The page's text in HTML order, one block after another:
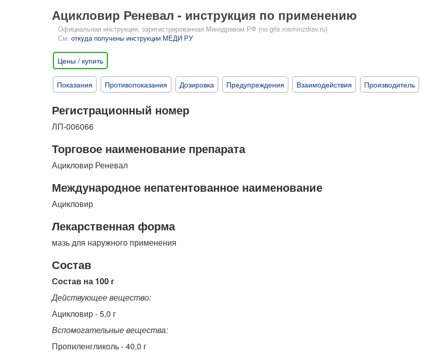
Ацикловир Реневал - инструкция по применению
Официальная инструкция, зарегистрированная Минздравом РФ (по grls.rosminzdrav.ru)
См. откуда получены инструкции МЕДИ РУ
Цены / купить
Показания Противопоказания Дозировка Предупреждения Взаимодействия Производитель
Регистрационный номер
ЛП-006066
Торговое наименование препарата
Ацикловир Реневал
Международное непатентованное наименование
Ацикловир
Лекарственная форма
мазь для наружного применения
Состав
Состав на 100 г
Действующее вещество:
Ацикловир - 5,0 г
Вспомогательные вещества:
Пропиленгликоль - 40,0 г